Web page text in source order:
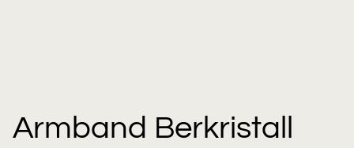
Armband Berkristall